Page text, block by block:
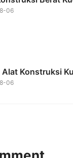
06
Alat Konstruksi
06